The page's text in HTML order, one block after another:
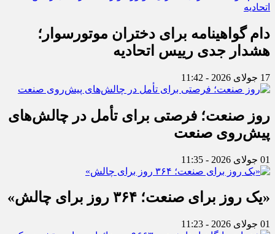
دام گواهینامه برای دختران موتورسوار؛
هشدار جدی رییس اتحادیه
17 جولای 2026 - 11:42
روز صنعت؛ فرصتی برای تأمل در چالش‌های
پیش‌روی صنعت
01 جولای 2026 - 11:35
«یک روز برای صنعت؛ ۳۶۴ روز برای چالش»
01 جولای 2026 - 11:23